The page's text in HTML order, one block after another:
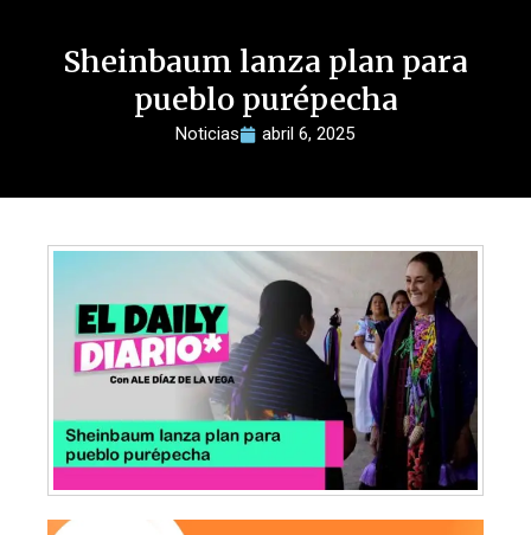
Sheinbaum lanza plan para
pueblo purépecha
Noticias abril 6, 2025